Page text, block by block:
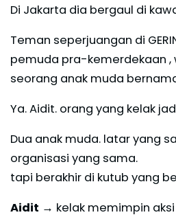
Di Jakarta dia bergaul di
Teman seperjuangan di
pemuda pra-kemerdekaan ,
seorang anak muda
Ya. Aidit. orang yang kelak
Dua anak muda. latar yang
organisasi yang sama.
tapi berakhir di kutub yang
Aidit → kelak memimpin